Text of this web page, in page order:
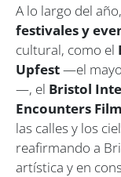
A lo largo del
festivales y
cultural, como el
Upfest—el
—, el Bristol
Encounters
las calles y los
reafirmando a
artística y en